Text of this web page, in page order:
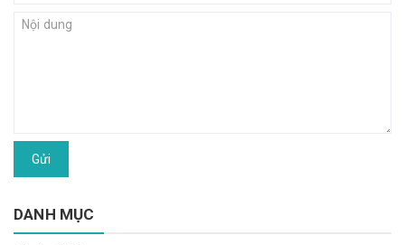
Gửi
DANH MỤC